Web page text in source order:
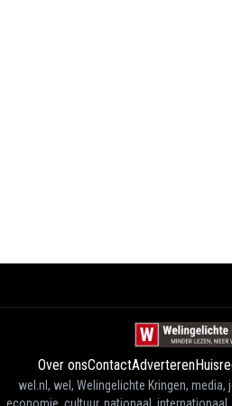
Over onsContactAdverteren
wel.nl, wel, Welingelichte Kringen,